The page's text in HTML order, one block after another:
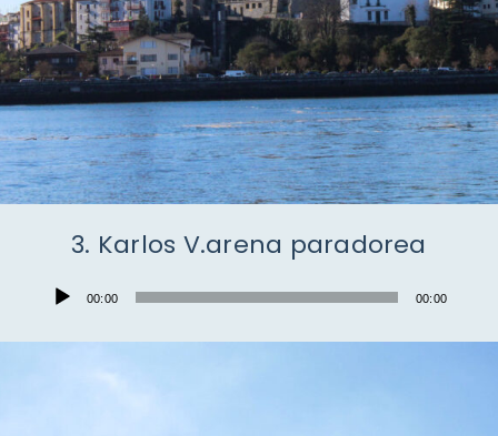
3. Karlos V.arena paradorea
Audio
00:00 00:00